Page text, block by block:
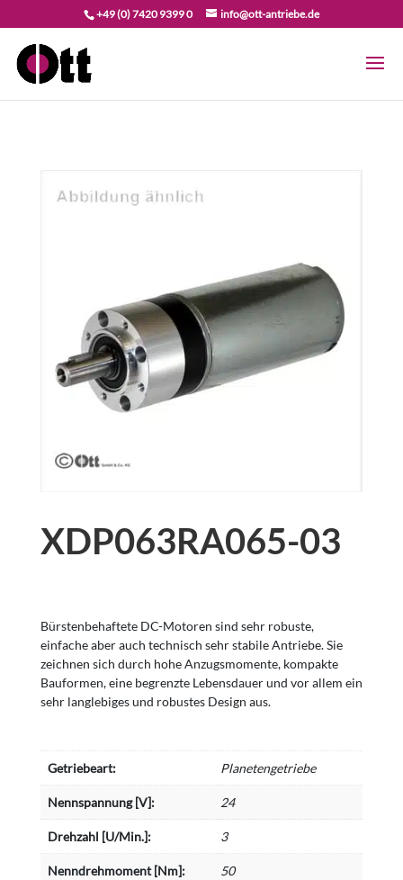
+49 (0) 7420 9399 0 info@ott-antriebe.de
XDP063RA065-03
Bürstenbehaftete DC-Motoren sind sehr robuste,
einfache aber auch technisch sehr stabile Antriebe. Sie
zeichnen sich durch hohe Anzugsmomente, kompakte
Bauformen, eine begrenzte Lebensdauer und vor allem ein
sehr langlebiges und robustes Design aus.
Getriebeart: Planetengetriebe
Nennspannung [V]: 24
Drehzahl [U/Min.]: 3
Nenndrehmoment [Nm]: 50